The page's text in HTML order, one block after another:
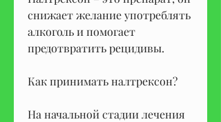
снижает желание употреблять
алкоголь и помогает
предотвратить рецидивы.
Как принимать налтрексон?
На начальной стадии лечения